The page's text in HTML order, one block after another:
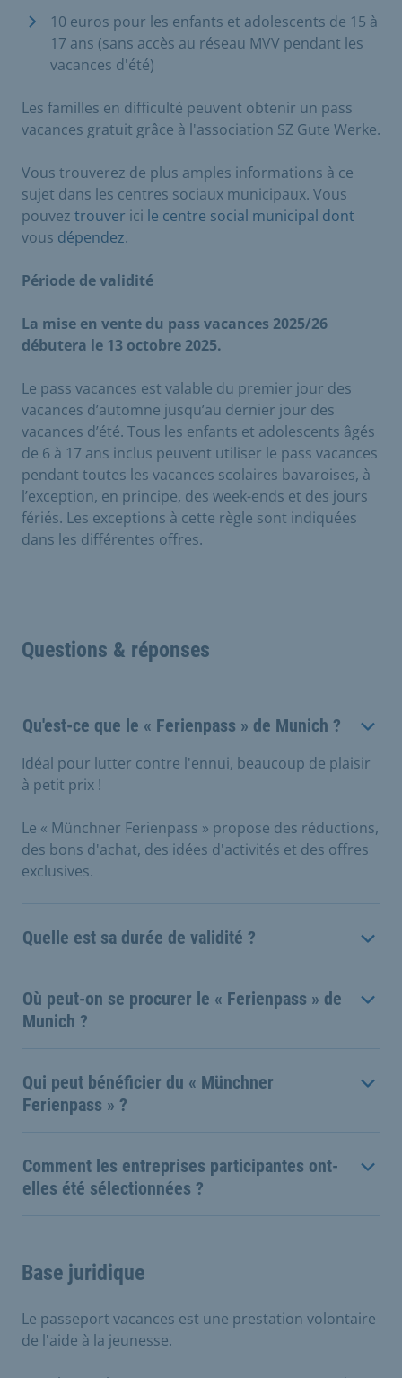
10 euros pour les enfants et adolescents de 15 à
17 ans (sans accès au réseau MVV pendant les
vacances d'été)
Les familles en difficulté peuvent obtenir un pass
vacances gratuit grâce à l'association SZ Gute Werke.
Vous trouverez de plus amples informations à ce
sujet dans les centres sociaux municipaux. Vous
pouvez trouver ici le centre social municipal dont
vous dépendez.
Période de validité
La mise en vente du pass vacances 2025/26
débutera le 13 octobre 2025.
Le pass vacances est valable du premier jour des
vacances d’automne jusqu’au dernier jour des
vacances d’été. Tous les enfants et adolescents âgés
de 6 à 17 ans inclus peuvent utiliser le pass vacances
pendant toutes les vacances scolaires bavaroises, à
l’exception, en principe, des week-ends et des jours
fériés. Les exceptions à cette règle sont indiquées
dans les différentes offres.
Questions & réponses
Qu'est-ce que le « Ferienpass » de Munich ?
Idéal pour lutter contre l'ennui, beaucoup de plaisir
à petit prix !
Le « Münchner Ferienpass » propose des réductions,
des bons d'achat, des idées d'activités et des offres
exclusives.
Quelle est sa durée de validité ?
Où peut-on se procurer le « Ferienpass » de
Munich ?
Qui peut bénéficier du « Münchner
Ferienpass » ?
Comment les entreprises participantes ont-
elles été sélectionnées ?
Base juridique
Le passeport vacances est une prestation volontaire
de l'aide à la jeunesse.